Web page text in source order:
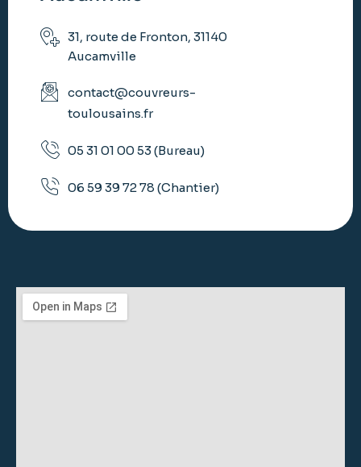
31, route de Fronton, 31140
Aucamville
contact@couvreurs-
toulousains.fr
05 31 01 00 53 (Bureau)
06 59 39 72 78 (Chantier)